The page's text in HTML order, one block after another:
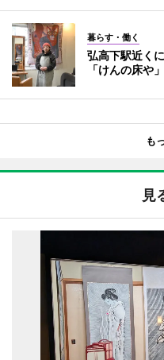
暮らす・働く
弘高下駅近く
「けんの床や
も
見